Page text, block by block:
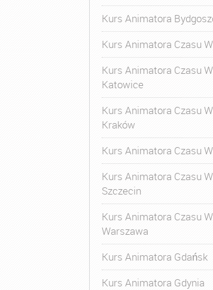
Kurs Animatora
Kurs Animatora Czasu
Kurs Animatora Czasu
Katowice
Kurs Animatora Czasu
Kraków
Kurs Animatora Czasu
Kurs Animatora Czasu
Szczecin
Kurs Animatora Czasu
Warszawa
Kurs Animatora Gdańsk
Kurs Animatora Gdynia